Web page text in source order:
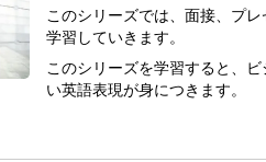
このシリーズでは、面接、プ
学習していきます。
このシリーズを学習すると、
い英語表現が身につきます。